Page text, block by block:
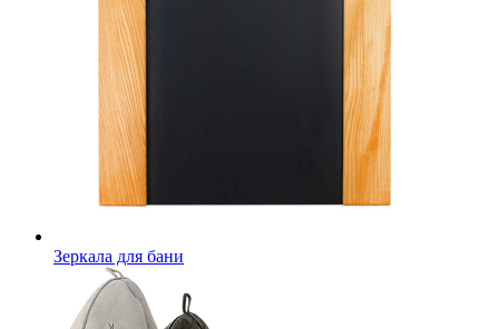
Зеркала для бани